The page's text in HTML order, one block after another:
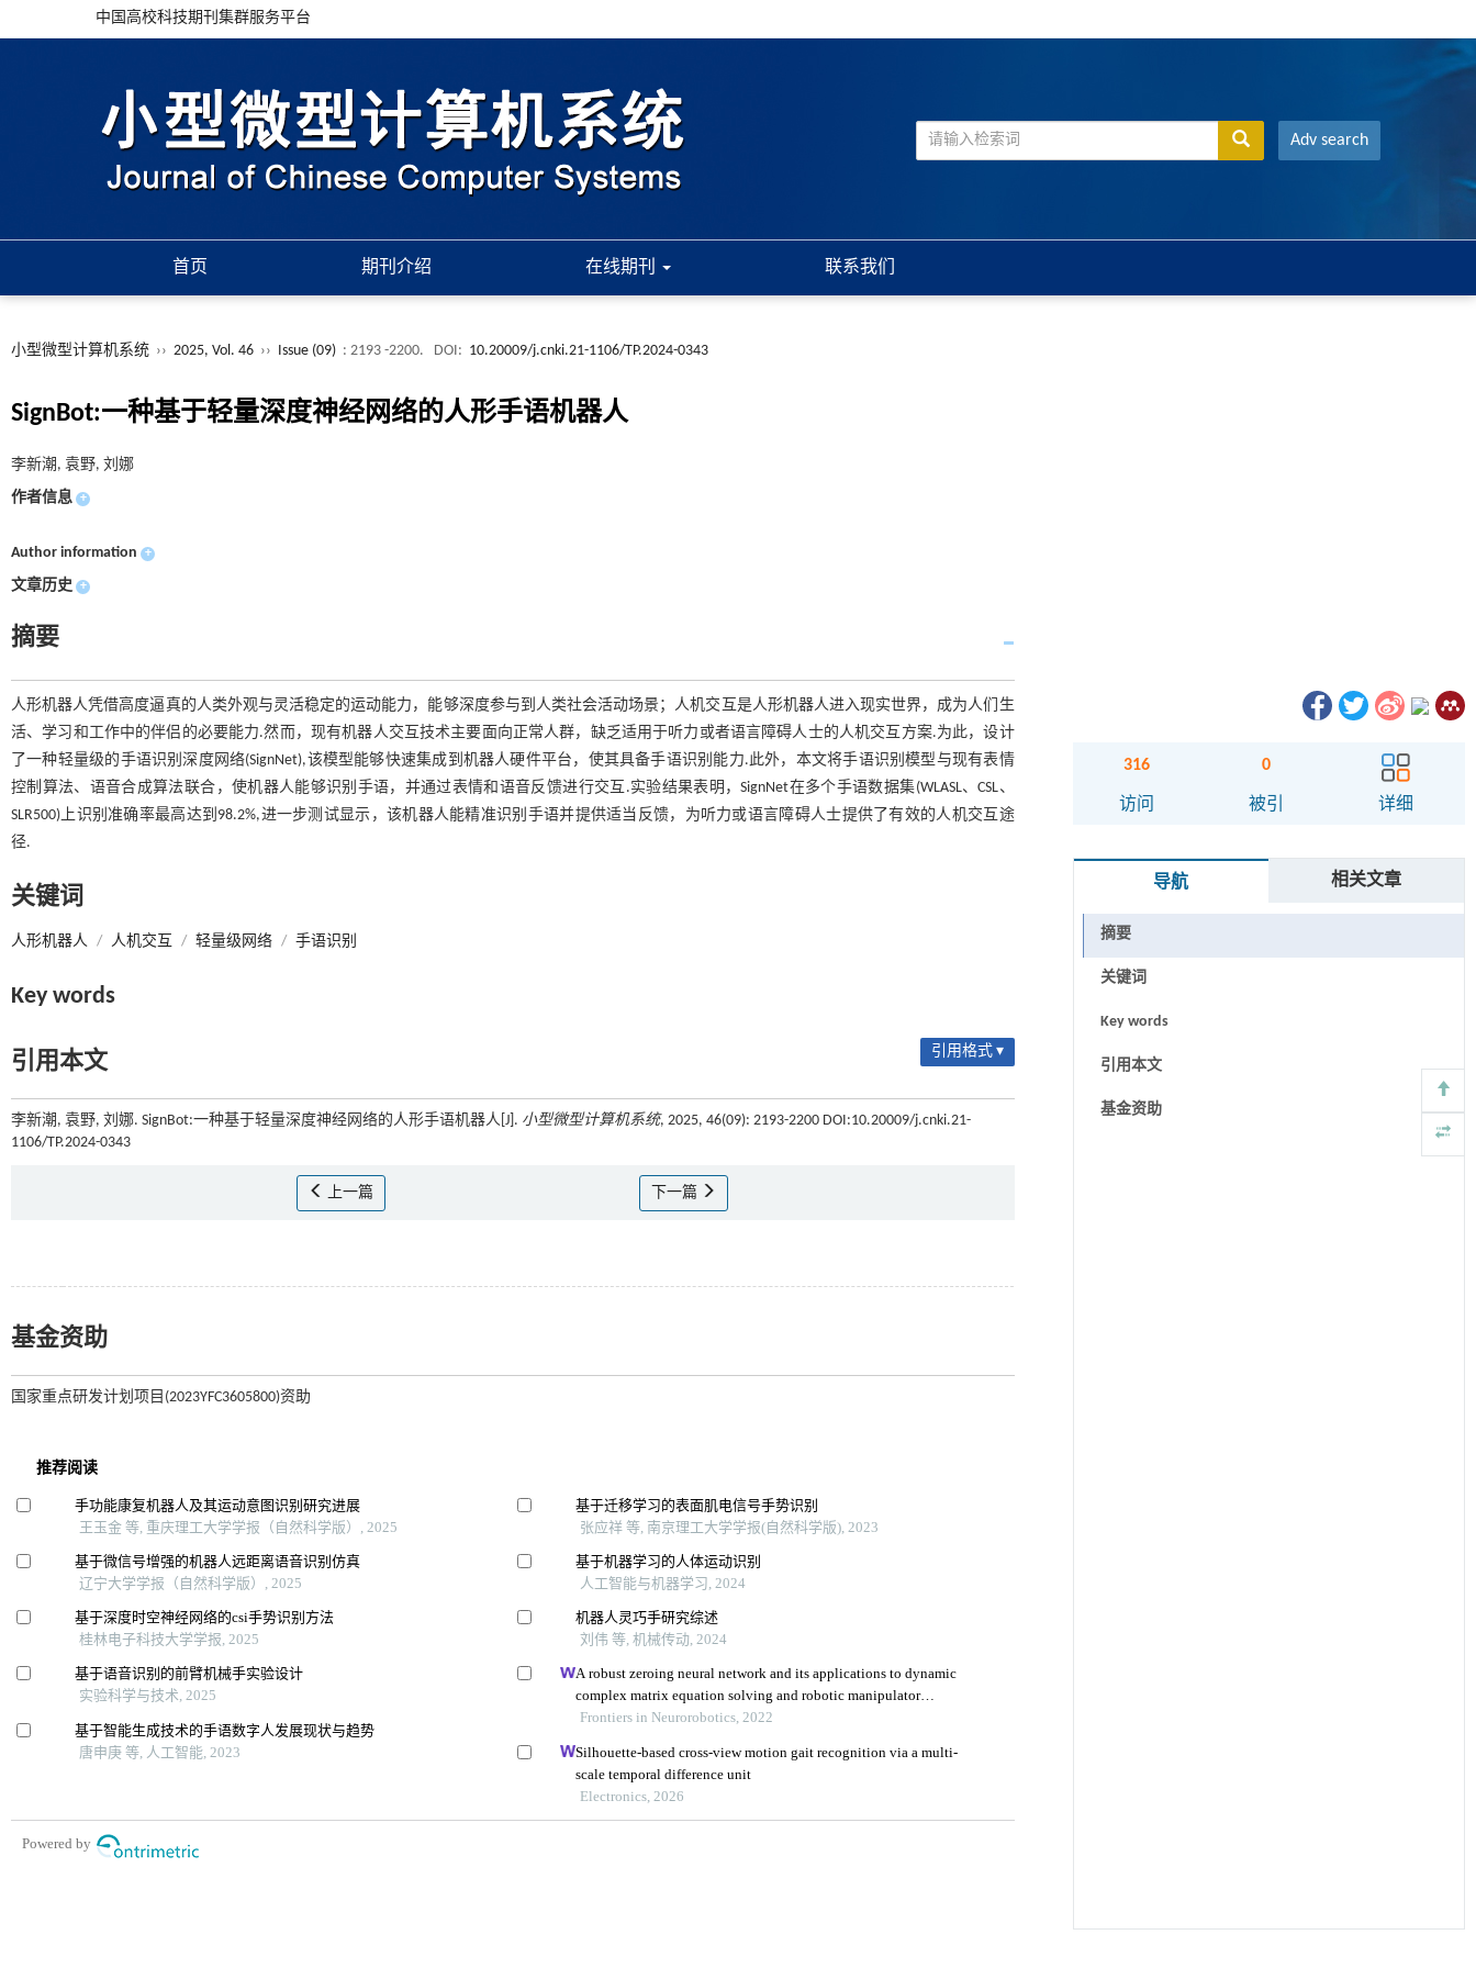
中国高校科技期刊集群服务平台
Adv search
首页 期刊介绍 在线期刊 联系我们
小型微型计算机系统 ›› 2025, Vol. 46 ›› Issue (09) : 2193 -2200. DOI: 10.20009/j.cnki.21-1106/TP.2024-0343
SignBot:一种基于轻量深度神经网络的人形手语机器人
李新潮, 袁野, 刘娜
作者信息 +
Author information +
文章历史 +
摘要
人形机器人凭借高度逼真的人类外观与灵活稳定的运动能力，能够深度参与到人类社会活动场景；人机交互是人形机器人进入现实世界，成为人们生
活、学习和工作中的伴侣的必要能力.然而，现有机器人交互技术主要面向正常人群，缺乏适用于听力或者语言障碍人士的人机交互方案.为此，设计
了一种轻量级的手语识别深度网络(SignNet),该模型能够快速集成到机器人硬件平台，使其具备手语识别能力.此外，本文将手语识别模型与现有表情
控制算法、语音合成算法联合，使机器人能够识别手语，并通过表情和语音反馈进行交互.实验结果表明，SignNet在多个手语数据集(WLASL、CSL、
SLR500)上识别准确率最高达到98.2%,进一步测试显示，该机器人能精准识别手语并提供适当反馈，为听力或语言障碍人士提供了有效的人机交互途
径.
关键词
人形机器人 / 人机交互 / 轻量级网络 / 手语识别
Key words
引用本文 引用格式 ▾
李新潮, 袁野, 刘娜. SignBot:一种基于轻量深度神经网络的人形手语机器人[J]. 小型微型计算机系统, 2025, 46(09): 2193-2200 DOI:10.20009/j.cnki.21-
1106/TP.2024-0343
上一篇 下一篇
基金资助
国家重点研发计划项目(2023YFC3605800)资助
316
访问
0
被引 详细
导航 相关文章
摘要
关键词
Key words
引用本文
基金资助